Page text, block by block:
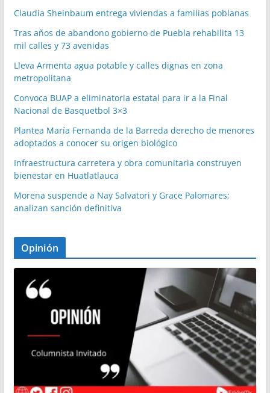
Claudia Sheinbaum entrega viviendas a familias poblanas
Tras años de abandono gobierno de Puebla rehabilita 13
mil calles y 73 avenidas
Lleva Armenta agua potable y calles dignas en zona
metropolitana
Convoca BUAP a eliminatoria estatal para ir a la Final
Nacional de Basquetbol 3×3
Plantea María Fernanda de la Barreda derecho de menores
adoptados a conocer su origen biológico
Infraestructura carretera y obra comunitaria construyen
bienestar en Huatlatlauca
Morena suspende a Nay Salvatori y Grace Palomares;
analizan sanción definitiva
Opinión